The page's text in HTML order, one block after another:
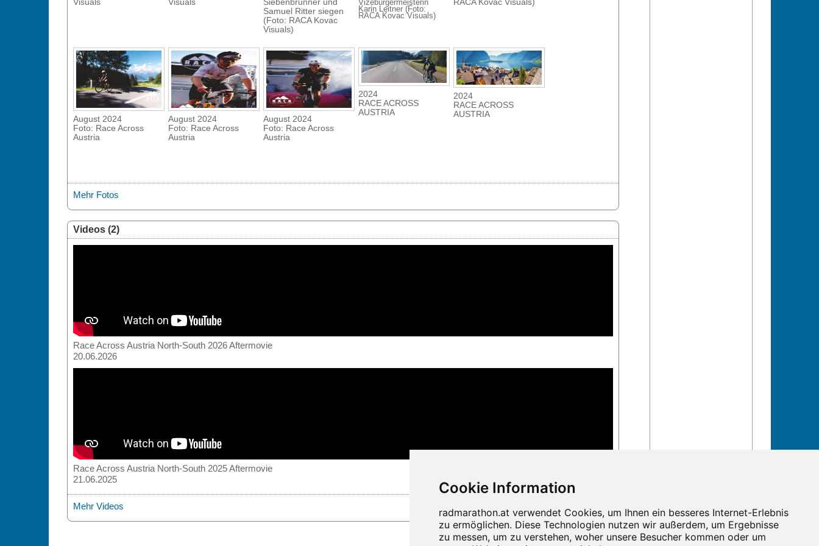
Visuals
Visuals
Siebenbrunner und
Samuel Ritter siegen
(Foto: RACA Kovac
Visuals)
Vizebürgermeisterin
Karin Leitner (Foto:
RACA Kovac Visuals)
RACA Kovac Visuals)
August 2024
Foto: Race Across
Austria
August 2024
Foto: Race Across
Austria
August 2024
Foto: Race Across
Austria
2024
RACE ACROSS
AUSTRIA
2024
RACE ACROSS
AUSTRIA
Mehr Fotos
Videos (2)
Race Across Austria North-South 2026 Aftermovie
20.06.2026
Race Across Austria North-South 2025 Aftermovie
21.06.2025
Mehr Videos